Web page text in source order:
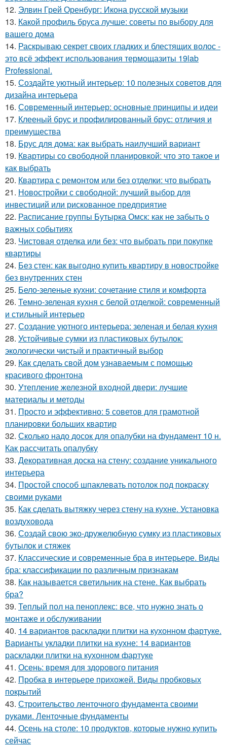
12. Элвин Грей Оренбург: Икона русской музыки
13. Какой профиль бруса лучше: советы по выбору для
вашего дома
14. Раскрываю секрет своих гладких и блестящих волос -
это всё эффект использования термощазиты 19lab
Professional.
15. Создайте уютный интерьер: 10 полезных советов для
дизайна интерьера
16. Современный интерьер: основные принципы и идеи
17. Клееный брус и профилированный брус: отличия и
преимущества
18. Брус для дома: как выбрать наилучший вариант
19. Квартиры со свободной планировкой: что это такое и
как выбрать
20. Квартира с ремонтом или без отделки: что выбрать
21. Новостройки с свободной: лучший выбор для
инвестиций или рискованное предприятие
22. Расписание группы Бутырка Омск: как не забыть о
важных событиях
23. Чистовая отделка или без: что выбрать при покупке
квартиры
24. Без стен: как выгодно купить квартиру в новостройке
без внутренних стен
25. Бело-зеленые кухни: сочетание стиля и комфорта
26. Темно-зеленая кухня с белой отделкой: современный
и стильный интерьер
27. Создание уютного интерьера: зеленая и белая кухня
28. Устойчивые сумки из пластиковых бутылок:
экологически чистый и практичный выбор
29. Как сделать свой дом узнаваемым с помощью
красивого фронтона
30. Утепление железной входной двери: лучшие
материалы и методы
31. Просто и эффективно: 5 советов для грамотной
планировки больших квартир
32. Сколько надо досок для опалубки на фундамент 10 н.
Как рассчитать опалубку
33. Декоративная доска на стену: создание уникального
интерьера
34. Простой способ шпаклевать потолок под покраску
своими руками
35. Как сделать вытяжку через стену на кухне. Установка
воздуховода
36. Создай свою эко-дружелюбную сумку из пластиковых
бутылок и стяжек
37. Классические и современные бра в интерьере. Виды
бра: классификации по различным признакам
38. Как называется светильник на стене. Как выбрать
бра?
39. Теплый пол на пеноплекс: все, что нужно знать о
монтаже и обслуживании
40. 14 вариантов раскладки плитки на кухонном фартуке.
Варианты укладки плитки на кухне: 14 вариантов
раскладки плитки на кухонном фартуке
41. Осень: время для здорового питания
42. Пробка в интерьере прихожей. Виды пробковых
покрытий
43. Строительство ленточного фундамента своими
руками. Ленточные фундаменты
44. Осень на столе: 10 продуктов, которые нужно купить
сейчас